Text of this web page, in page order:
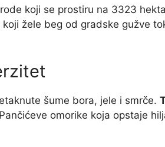
koji se prostiru na 3323
žele beg od gradske gužve
šume bora, jele i smrče.
omorike koja opstaje